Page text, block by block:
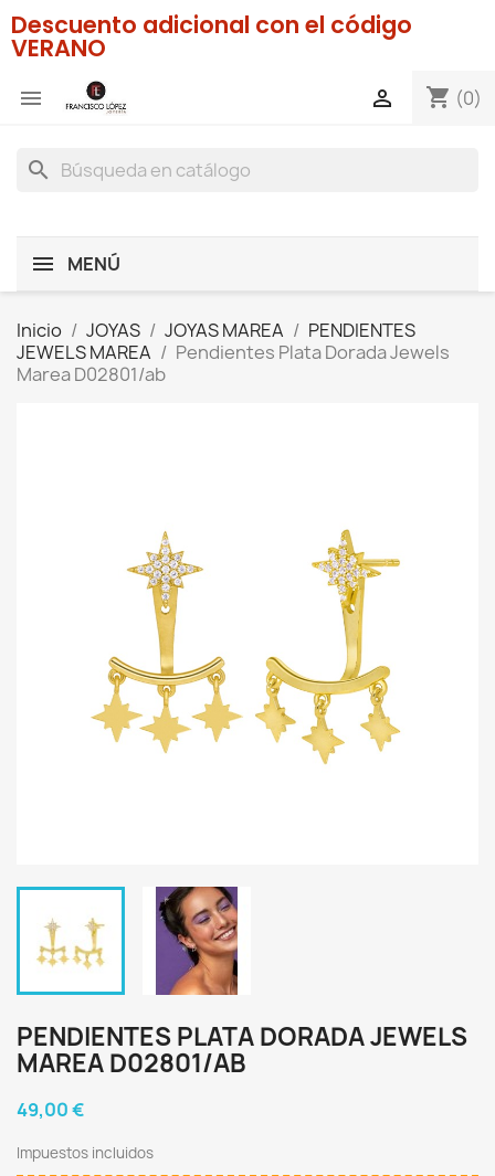
Descuento adicional con el código
VERANO
 shopping_cart (0)

search
MENÚ
Inicio JOYAS JOYAS MAREA
PENDIENTES
JEWELS MAREA
Pendientes Plata Dorada Jewels
Marea D02801/ab
PENDIENTES PLATA DORADA JEWELS
MAREA D02801/AB
49,00 €
Impuestos incluidos